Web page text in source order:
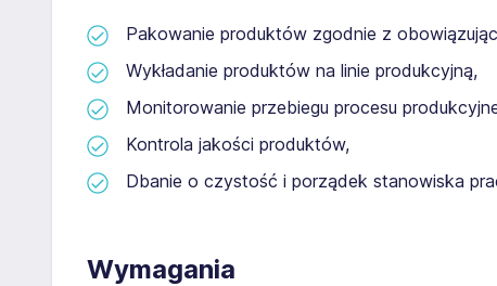
Pakowanie produktów zgodnie z
Wykładanie produktów na linie produkcyjną,
Monitorowanie przebiegu procesu
Kontrola jakości produktów,
Dbanie o czystość i porządek stanowiska
Wymagania